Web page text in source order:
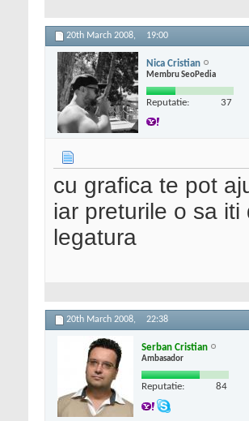
20th March 2008, 19:00
Nica Cristian
Membru SeoPedia
Reputatie: 37
cu grafica te pot
iar preturile o sa
legatura
20th March 2008, 22:38
Serban Cristian
Ambasador
Reputatie: 84